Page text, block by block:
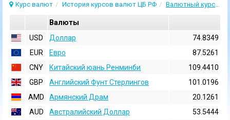
Курс валют История курсов валют ЦБ РФ Валютный курс 24 Апрель 2026
Валюты
USD
Доллар
74.8349
EUR
Евро
87.5261
CNY
Китайский юань Ренминби
109.4410
GBP
Английский Фунт Стерлингов
101.0196
AMD
Армянский Драм
20.1261
AUD
Австралийский Доллар
53.5444